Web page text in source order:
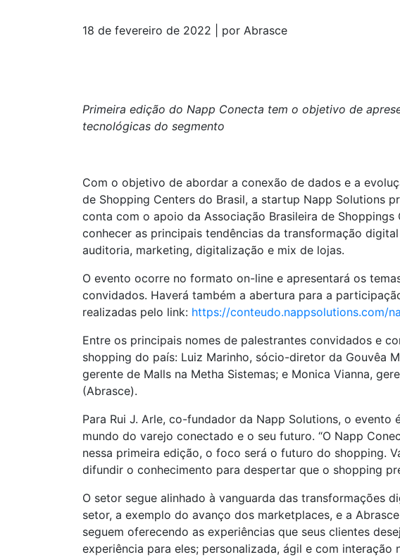
18 de fevereiro de 2022 | por Abrasce
Primeira edição do Napp Conecta tem o objetivo de
tecnológicas do segmento
Com o objetivo de abordar a conexão de dados e a
de Shopping Centers do Brasil, a startup Napp Solutions
conta com o apoio da Associação Brasileira de
conhecer as principais tendências da transformação
auditoria, marketing, digitalização e mix de lojas.
O evento ocorre no formato on-line e apresentará os
convidados. Haverá também a abertura para a
realizadas pelo link: https://conteudo.nappsolutions.com/
Entre os principais nomes de palestrantes convidados e
shopping do país: Luiz Marinho, sócio-diretor da Gouvêa
gerente de Malls na Metha Sistemas; e Monica Vianna,
(Abrasce).
Para Rui J. Arle, co-fundador da Napp Solutions, o
mundo do varejo conectado e o seu futuro. “O Napp
nessa primeira edição, o foco será o futuro do shopping.
difundir o conhecimento para despertar que o shopping
O setor segue alinhado à vanguarda das transformações
setor, a exemplo do avanço dos marketplaces, e a
seguem oferecendo as experiências que seus clientes
experiência para eles; personalizada, ágil e com